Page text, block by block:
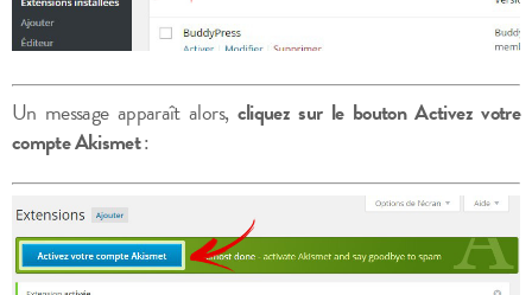
Un message apparaît alors, cliquez sur le bouton Activez votre
compte Akismet: